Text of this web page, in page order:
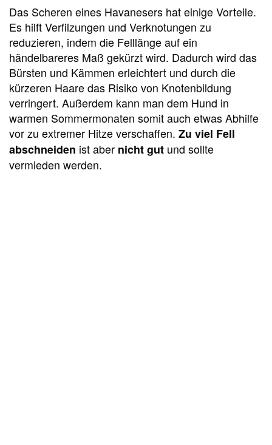
Das Scheren eines Havanesers hat einige Vorteile.
Es hilft Verfilzungen und Verknotungen zu
reduzieren, indem die Felllänge auf ein
händelbareres Maß gekürzt wird. Dadurch wird das
Bürsten und Kämmen erleichtert und durch die
kürzeren Haare das Risiko von Knotenbildung
verringert. Außerdem kann man dem Hund in
warmen Sommermonaten somit auch etwas Abhilfe
vor zu extremer Hitze verschaffen. Zu viel Fell
abschneiden ist aber nicht gut und sollte
vermieden werden.